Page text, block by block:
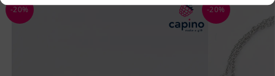
-20% -20%